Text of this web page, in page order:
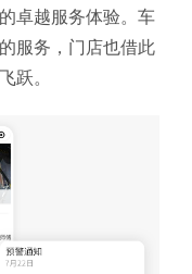
卓越服务体验。车
服务，门店也借此
跃。